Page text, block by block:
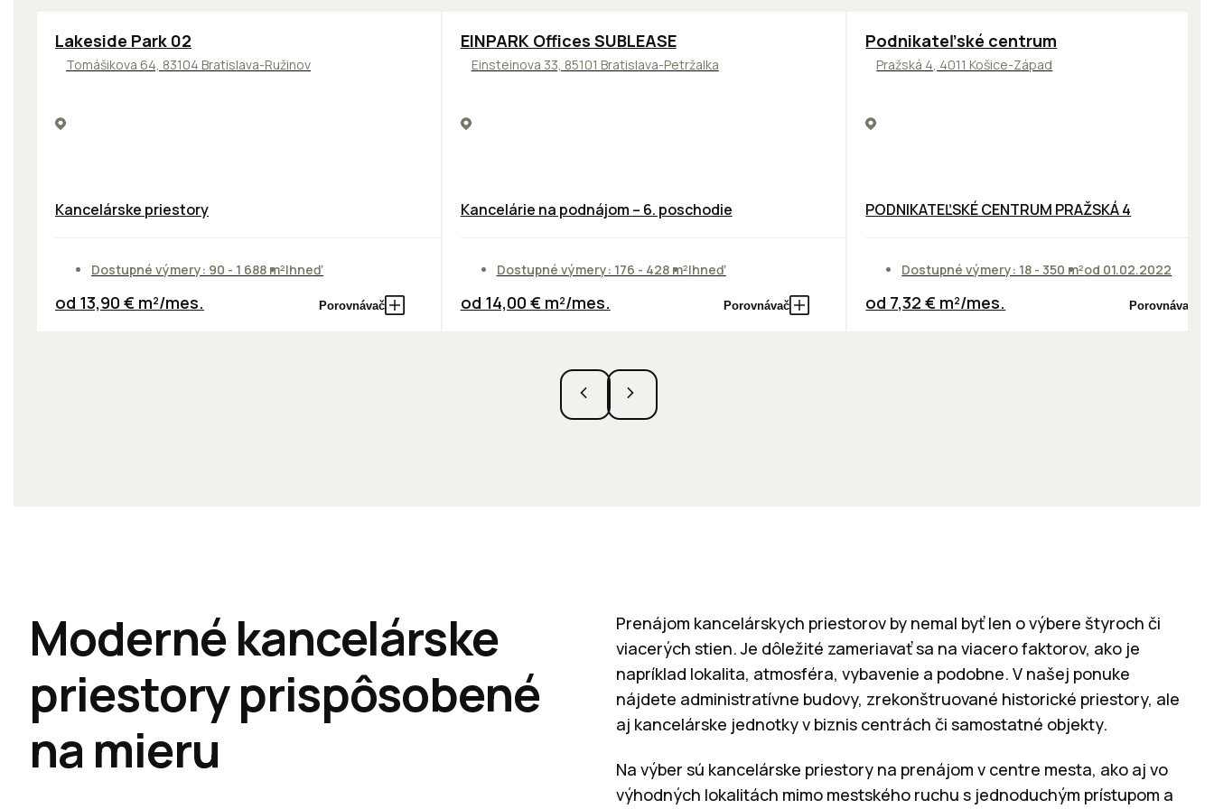
ODPORÚČAME
Lakeside Park 02
Tomášikova 64, 83104 Bratislava-Ružinov
Kancelárske priestory
Dostupné výmery: 90 - 1 688 m²Ihneď
od 13,90 € m²/mes. Porovnávač
TOP ODPORÚČAME
EINPARK Offices SUBLEASE
Einsteinova 33, 85101 Bratislava-Petržalka
Kancelárie na podnájom – 6. poschodie
Dostupné výmery: 176 - 428 m²Ihneď
od 14,00 € m²/mes. Porovnávač
ODPORÚČAME
Podnikateľské centrum
Pražská 4, 4011 Košice-Západ
PODNIKATEĽSKÉ CENTRUM PRAŽSKÁ 4
Dostupné výmery: 18 - 350 m²od 01.02.2022
od 7,32 € m²/mes. Porovnávač
Moderné kancelárske
priestory prispôsobené
na mieru
Prenájom kancelárskych priestorov by nemal byť len o výbere štyroch či
viacerých stien. Je dôležité zameriavať sa na viacero faktorov, ako je
napríklad lokalita, atmosféra, vybavenie a podobne. V našej ponuke
nájdete administratívne budovy, zrekonštruované historické priestory, ale
aj kancelárske jednotky v biznis centrách či samostatné objekty.
Na výber sú kancelárske priestory na prenájom v centre mesta, ako aj vo
výhodných lokalitách mimo mestského ruchu s jednoduchým prístupom a